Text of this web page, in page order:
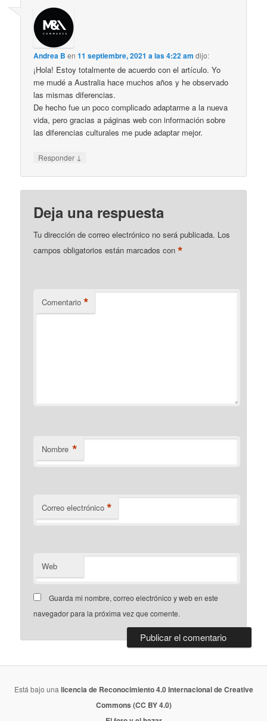
Andrea B en11 septiembre, 2021 a las 4:22 am dijo:
¡Hola! Estoy totalmente de acuerdo con el artículo. Yo
me mudé a Australia hace muchos años y he observado
las mismas diferencias.
De hecho fue un poco complicado adaptarme a la nueva
vida, pero gracias a páginas web con información sobre
las diferencias culturales me pude adaptar mejor.
Responder ↓
Deja una respuesta
Tu dirección de correo electrónico no será publicada. Los
campos obligatorios están marcados con*
Comentario *
Nombre *
Correo electrónico *
Web
Guarda mi nombre, correo electrónico y web en este
navegador para la próxima vez que comente.
Está bajo una licencia de Reconocimiento 4.0 Internacional de Creative
Commons (CC BY 4.0)